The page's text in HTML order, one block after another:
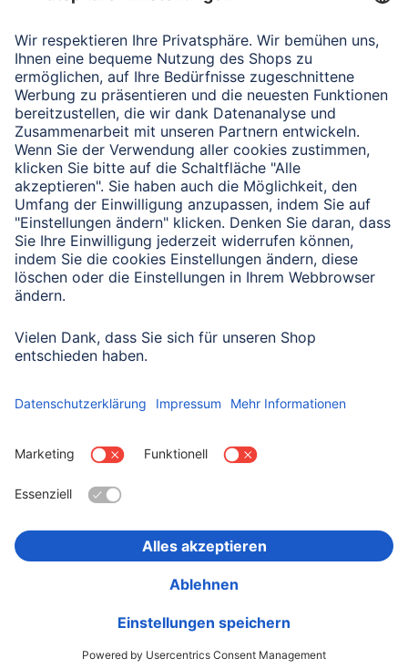
Verbleibende Zeichen: 1000/ 1000
Senden
Mit Absenden des Formulars bestätigen Sie, dass Sie unsere
Datenschutzbestimmungen zur Formulardatenverarbeitung zur
Datenschutz
Land wählen
Datenschutz
Rückrufaktionen